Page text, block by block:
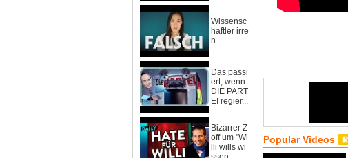
Wissensc
haftler irre
n
Das passi
ert, wenn
DIE PART
EI regier...
Bizarrer Z
off um "Wi
lli wills wi
Popular Videos